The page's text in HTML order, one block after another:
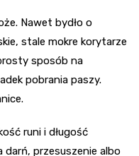
Nawet bydło o
stale mokre korytarze
sposób na
pobrania paszy.
runi i długość
przesuszenie albo